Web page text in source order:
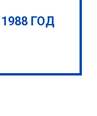
1988 ГОД